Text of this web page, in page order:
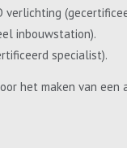
verlichting
inbouwstation).
specialist).
het maken van een